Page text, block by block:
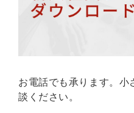
お電話でも承ります。
談ください。